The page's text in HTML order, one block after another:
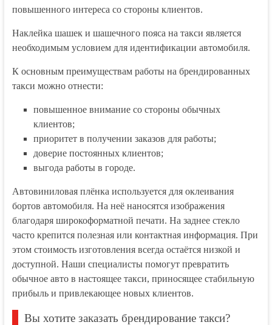
повышенного интереса со стороны клиентов.
Наклейка шашек и шашечного пояса на такси является
необходимым условием для идентификации автомобиля.
К основным преимуществам работы на брендированных
такси можно отнести:
повышенное внимание со стороны обычных
клиентов;
приоритет в получении заказов для работы;
доверие постоянных клиентов;
выгода работы в городе.
Автовиниловая плёнка используется для оклеивания
бортов автомобиля. На неё наносятся изображения
благодаря широкоформатной печати. На заднее стекло
часто крепится полезная или контактная информация. При
этом стоимость изготовления всегда остаётся низкой и
доступной. Наши специалисты помогут превратить
обычное авто в настоящее такси, приносящее стабильную
прибыль и привлекающее новых клиентов.
Вы хотите заказать брендирование такси?